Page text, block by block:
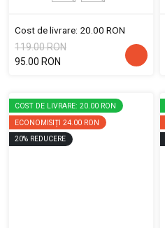
Cost de livrare: 20.00 RON
119.00 RON
95.00 RON
COST DE LIVRARE: 20.00 RON
ECONOMISIȚI 24.00 RON
20% REDUCERE